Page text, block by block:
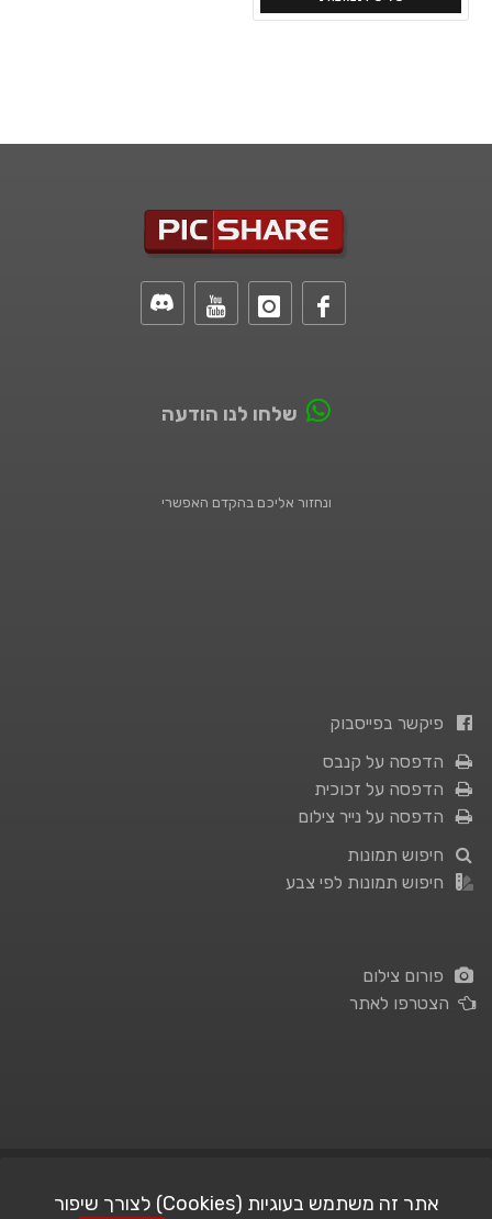
שלחו לנו הודעה
ונחזור אליכם בהקדם האפשרי
פיקשר בפייסבוק
הדפסה על קנבס
הדפסה על זכוכית
הדפסה על נייר צילום
חיפוש תמונות
חיפוש תמונות לפי צבע
פורום צילום
הצטרפו לאתר
אתר זה משתמש בעוגיות (Cookies) לצורך שיפור